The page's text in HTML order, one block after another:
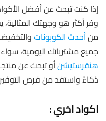
إذا كنت تبحث عن أفضل
وفر أكثر هو وجهتك
منأحدث الكوبونات
جميع مشترياتك اليومية،
هنقرستيشنأو تبحث عن
ذكاءً واستفد من فرص
اكواد اخري :